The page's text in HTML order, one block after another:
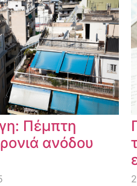
Πέμπτη
ανόδου